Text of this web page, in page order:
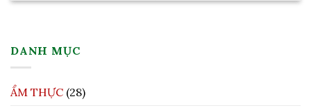
DANH MỤC
ẨM THỰC (28)